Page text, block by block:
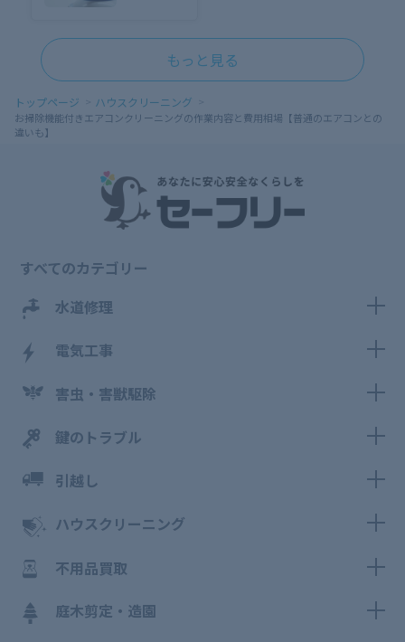
わず”業者
に依頼すべ
き場合など
を解説！
もっと見る
トップページ ハウスクリーニング
お掃除機能付きエアコンクリーニングの作業内容と費用相場【普通のエアコンとの
違いも】
すべてのカテゴリー
水道修理
電気工事
害虫・害獣駆除
鍵のトラブル
引越し
ハウスクリーニング
不用品買取
庭木剪定・造園